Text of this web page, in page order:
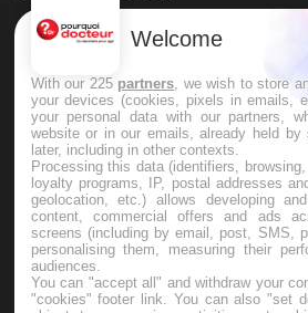
Drépanocytose :
Maladie de Charcot
amyotrophique)
Welcome
With our 225 partners , we wish to store
your devices (cookies, pixels in emails,
your personal data with our partners,
website or in our emails, already held
later, including in other contexts.
Processing this data (identifiers,
loyalty programs, IP, postal addresses
geolocation, etc.) allows developing
content, commercial offers and ads
screens (including by email, post, SMS,
personalising them, measuring their
audiences.
You can "accept all" and withdraw your
"cookies" footer link . You can also "set